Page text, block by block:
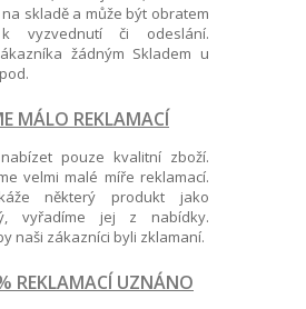
skladě a může být obratem
vyzvednutí či odeslání.
žádným Skladem u
MÁLO REKLAMACÍ
pouze kvalitní zboží.
velmi malé míře reklamací.
některý produkt jako
vyřadíme jej z nabídky.
naši zákazníci byli zklamaní.
REKLAMACÍ UZNÁNO